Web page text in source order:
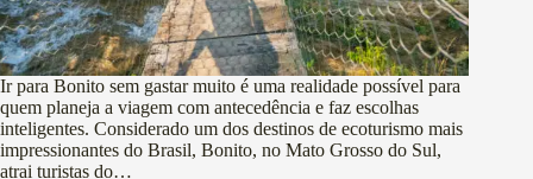
Ir para Bonito sem gastar muito é uma realidade possível para
quem planeja a viagem com antecedência e faz escolhas
inteligentes. Considerado um dos destinos de ecoturismo mais
impressionantes do Brasil, Bonito, no Mato Grosso do Sul,
atrai turistas do…